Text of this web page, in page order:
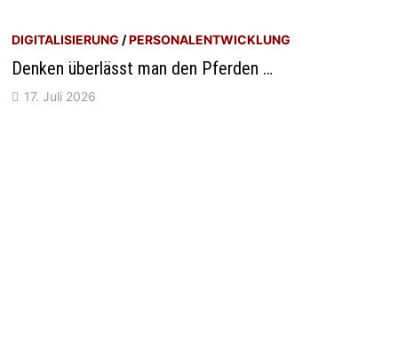
DIGITALISIERUNG /PERSONALENTWICKLUNG
Denken überlässt man den Pferden …
17. Juli 2026